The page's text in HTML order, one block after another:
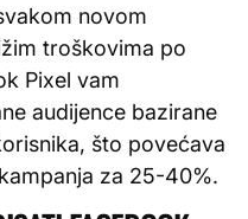
novom
troškovima po
Pixel vam
audijence bazirane
što povećava
za 25-40%.